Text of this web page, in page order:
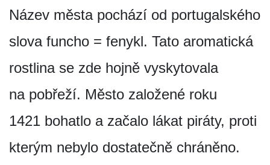
Název města pochází od portugalského
slova funcho = fenykl. Tato aromatická
rostlina se zde hojně vyskytovala
na pobřeží. Město založené roku
1421 bohatlo a začalo lákat piráty, proti
kterým nebylo dostatečně chráněno.